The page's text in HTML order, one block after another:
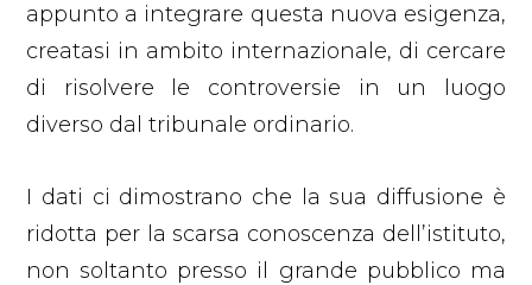
appunto a integrare questa nuova esigenza,
creatasi in ambito internazionale, di cercare
di risolvere le controversie in un luogo
diverso dal tribunale ordinario.
I dati ci dimostrano che la sua diffusione è
ridotta per la scarsa conoscenza dell’istituto,
non soltanto presso il grande pubblico ma